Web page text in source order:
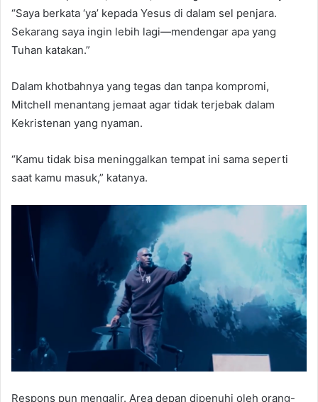
“Saya berkata ‘ya’ kepada Yesus di dalam sel penjara.
Sekarang saya ingin lebih lagi—mendengar apa yang
Tuhan katakan.”
Dalam khotbahnya yang tegas dan tanpa kompromi,
Mitchell menantang jemaat agar tidak terjebak dalam
Kekristenan yang nyaman.
“Kamu tidak bisa meninggalkan tempat ini sama seperti
saat kamu masuk,” katanya.
Respons pun mengalir. Area depan dipenuhi oleh orang-